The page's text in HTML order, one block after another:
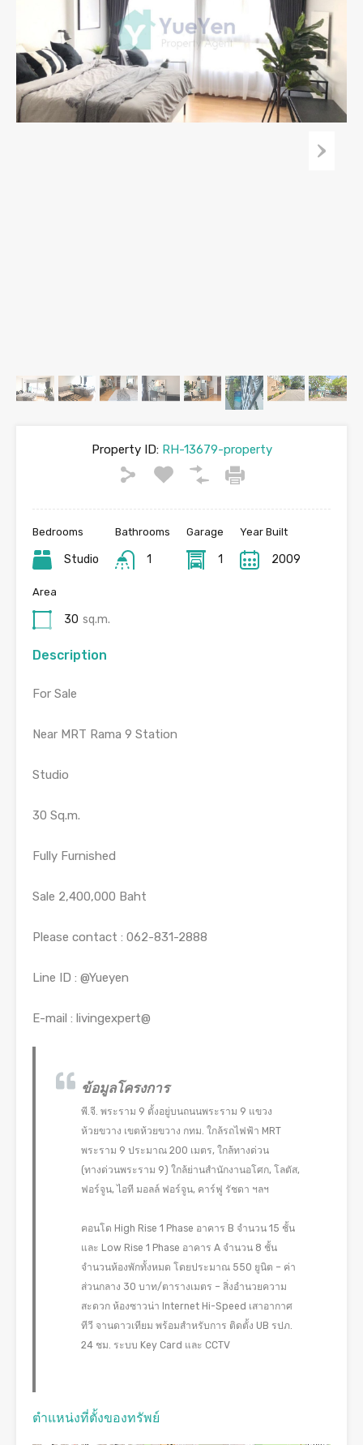
Property ID:RH-13679-property
Bedrooms
Studio
Bathrooms
1
Garage
1
Year Built
2009
Area
30 sq.m.
Description
For Sale
Near MRT Rama 9 Station
Studio
30 Sq.m.
Fully Furnished
Sale 2,400,000 Baht
Please contact : 062-831-2888
Line ID : @Yueyen
E-mail : livingexpert@
ข้อมูลโครงการ
พี.จี. พระราม 9 ตั้งอยู่บนถนนพระราม 9 แขวง
ห้วยขวาง เขตห้วยขวาง กทม. ใกล้รถไฟฟ้า MRT
พระราม 9 ประมาณ 200 เมตร, ใกล้ทางด่วน
(ทางด่วนพระราม 9) ใกล้ย่านสำนักงานอโศก, โลตัส,
ฟอร์จูน, ไอที มอลล์ ฟอร์จูน, คาร์ฟู รัชดา ฯลฯ
คอนโด High Rise 1 Phase อาคาร B จำนวน 15 ชั้น
และ Low Rise 1 Phase อาคาร A จำนวน 8 ชั้น
จำนวนห้องพักทั้งหมด โดยประมาณ 550 ยูนิต – ค่า
ส่วนกลาง 30 บาท/ตารางเมตร – สิ่งอำนวยความ
สะดวก ห้องซาวน่า Internet Hi-Speed เสาอากาศ
ทีวี จานดาวเทียม พร้อมสำหรับการ ติดตั้ง UB รปภ.
24 ชม. ระบบ Key Card และ CCTV
ตำแหน่งที่ตั้งของทรัพย์